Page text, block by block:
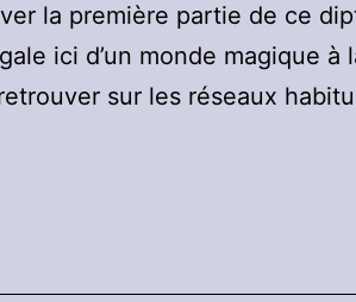
la première partie de ce
ici d’un monde magique
sur les réseaux